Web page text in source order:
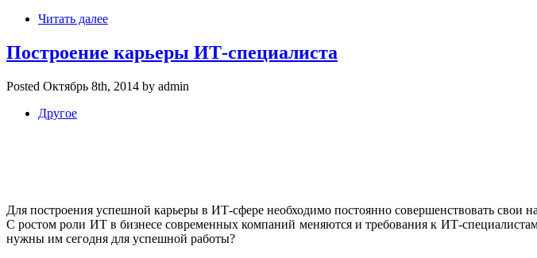
Читать далее
Построение карьеры ИТ-специалиста
Posted Октябрь 8th, 2014 by admin
Другое
Для построения успешной карьеры в ИТ-сфере необходимо постоянно совершенствовать свои
С ростом роли ИТ в бизнесе современных компаний меняются и требования к ИТ-
нужны им сегодня для успешной работы?